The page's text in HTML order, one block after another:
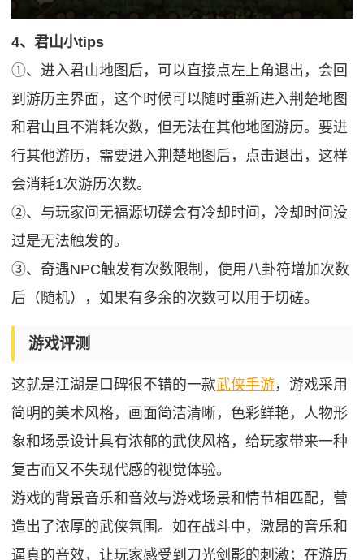
4、君山小tips
①、进入君山地图后，可以直接点左上角退出，会回
到游历主界面，这个时候可以随时重新进入荆楚地图
和君山且不消耗次数，但无法在其他地图游历。要进
行其他游历，需要进入荆楚地图后，点击退出，这样
会消耗1次游历次数。
②、与玩家间无福源切磋会有冷却时间，冷却时间没
过是无法触发的。
③、奇遇NPC触发有次数限制，使用八卦符增加次数
后（随机），如果有多余的次数可以用于切磋。
游戏评测
这就是江湖是口碑很不错的一款武侠手游，游戏采用
简明的美术风格，画面简洁清晰，色彩鲜艳，人物形
象和场景设计具有浓郁的武侠风格，给玩家带来一种
复古而又不失现代感的视觉体验。
游戏的背景音乐和音效与游戏场景和情节相匹配，营
造出了浓厚的武侠氛围。如在战斗中，激昂的音乐和
逼真的音效，让玩家感受到刀光剑影的刺激；在游历